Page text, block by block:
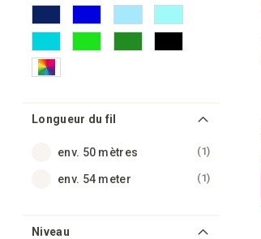
Longueur du fil
env. 50 mètres 1article
env. 54 meter 1article
Niveau